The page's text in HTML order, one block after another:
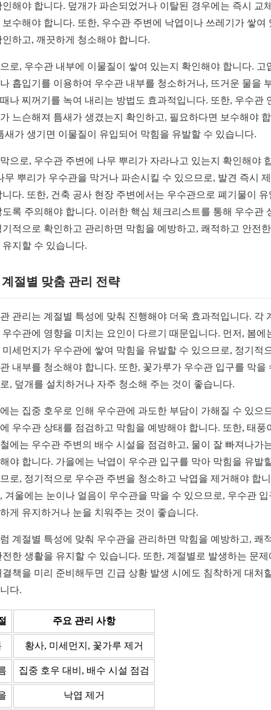
인해야 합니다. 덮개가 파손되었거나 이탈된 경우에는 즉시 교
보수해야 합니다. 또한, 우수관 주변에 낙엽이나 쓰레기가 쌓여
인하고, 깨끗하게 청소해야 합니다.
로, 우수관 내부에 이물질이 쌓여 있는지 확인해야 합니다. 고
흡입기를 이용하여 우수관 내부를 청소하거나, 뜨거운 물을
나 찌꺼기를 녹여 내리는 방법도 효과적입니다. 또한, 우수관
느슨해져 틈새가 생겼는지 확인하고, 필요하다면 보수해야
새가 생기면 이물질이 유입되어 막힘을 유발할 수 있습니다.
으로, 우수관 주변에 나무 뿌리가 자라나고 있는지 확인해야
무 뿌리가 우수관을 막거나 파손시킬 수 있으므로, 발견 즉시
니다. 또한, 건축 공사 현장 주변에서는 우수관으로 폐기물이 유
도록 주의해야 합니다. 이러한 핵심 체크리스트를 통해 우수관
기적으로 확인하고 관리하면 막힘을 예방하고, 쾌적하고 안전
유지할 수 있습니다.
계절별 맞춤 관리 전략
관리는 계절별 특성에 맞춰 진행해야 더욱 효과적입니다. 각
우수관에 영향을 미치는 요인이 다르기 때문입니다. 먼저, 봄에
미세먼지가 우수관에 쌓여 막힘을 유발할 수 있으므로, 정기적
내부를 청소해야 합니다. 또한, 꽃가루가 우수관 입구를 막을
, 덮개를 설치하거나 자주 청소해 주는 것이 좋습니다.
는 집중 호우로 인해 우수관에 과도한 부담이 가해질 수 있으
우수관 상태를 점검하고 막힘을 예방해야 합니다. 또한, 태풍
에는 우수관 주변의 배수 시설을 점검하고, 물이 잘 빠져나가
야 합니다. 가을에는 낙엽이 우수관 입구를 막아 막힘을 유발
로, 정기적으로 우수관 주변을 청소하고 낙엽을 제거해야 합
겨울에는 눈이나 얼음이 우수관을 막을 수 있으므로, 우수관 입
게 유지하거나 눈을 치워주는 것이 좋습니다.
계절별 특성에 맞춰 우수관을 관리하면 막힘을 예방하고, 쾌
전한 생활을 유지할 수 있습니다. 또한, 계절별로 발생하는 문제
결책을 미리 준비해두면 긴급 상황 발생 시에도 침착하게 대처
다.
주요 관리 사항
황사, 미세먼지, 꽃가루 제거
집중 호우 대비, 배수 시설 점검
낙엽 제거